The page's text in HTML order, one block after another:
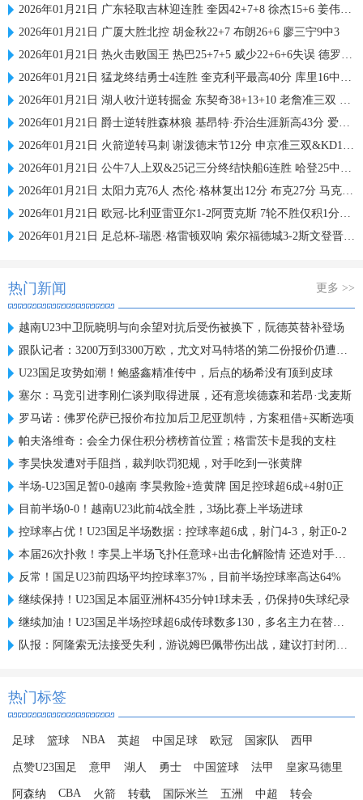
2026年01月21日 广东轻取吉林迎连胜 奎因42+7+8 徐杰15+6 姜伟泽27分
2026年01月21日 广厦大胜北控 胡金秋22+7 布朗26+6 廖三宁9中3
2026年01月21日 热火击败国王 热巴25+7+5 威少22+6+6失误 德罗赞两度引冲突
2026年01月21日 猛龙终结勇士4连胜 奎克利平最高40分 库里16中6 库明加20分
2026年01月21日 湖人收汁逆转掘金 东契奇38+13+10 老詹准三双 穆雷下半场2分
2026年01月21日 爵士逆转胜森林狼 基昂特·乔治生涯新高43分 爱德华兹38+8
2026年01月21日 火箭逆转马刺 谢泼德末节12分 申京准三双&KD18+7 文班21中5
2026年01月21日 公牛7人上双&25记三分终结快船6连胜 哈登25中9 科林斯23分
2026年01月21日 太阳力克76人 杰伦·格林复出12分 布克27分 马克西25中7
2026年01月21日 欧冠-比利亚雷亚尔1-2阿贾克斯 7轮不胜仅积1分列倒数第二
2026年01月21日 足总杯-瑞恩·格雷顿双响 索尔福德城3-2斯文登晋级将战曼城
热门新闻 更多 >>
越南U23中卫阮晓明与向余望对抗后受伤被换下，阮德英替补登场
跟队记者：3200万到3300万欧，尤文对马特塔的第二份报价仍遭拒绝
U23国足攻势如潮！鲍盛鑫精准传中，后点的杨希没有顶到皮球
塞尔：马竞引进李刚仁谈判取得进展，还有意埃德森和若昂·戈麦斯
罗马诺：佛罗伦萨已报价布拉加后卫尼亚凯特，方案租借+买断选项
帕夫洛维奇：会全力保住积分榜榜首位置；格雷茨卡是我的支柱
李昊快发遭对手阻挡，裁判吹罚犯规，对手吃到一张黄牌
半场-U23国足暂0-0越南 李昊救险+造黄牌 国足控球超6成+4射0正
目前半场0-0！越南U23此前4战全胜，3场比赛上半场进球
控球率占优！U23国足半场数据：控球率超6成，射门4-3，射正0-2
本届26次扑救！李昊上半场飞扑任意球+出击化解险情 还造对手一黄
反常！国足U23前四场平均控球率37%，目前半场控球率高达64%
继续保持！U23国足本届亚洲杯435分钟1球未丢，仍保持0失球纪录
继续加油！U23国足半场控球超6成传球数多130，多名主力在替补席
队报：阿隆索无法接受失利，游说姆巴佩带伤出战，建议打封闭被拒
热门标签
足球 篮球 NBA 英超 中国足球 欧冠 国家队 西甲
点赞U23国足 意甲 湖人 勇士 中国篮球 法甲 皇家马德里
阿森纳 CBA 火箭 转载 国际米兰 五洲 中超 转会